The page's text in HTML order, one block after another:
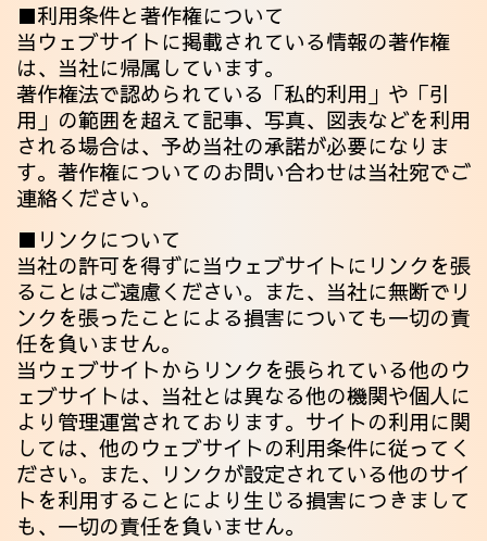
■利用条件と著作権について
当ウェブサイトに掲載されている情報の著作権
は、当社に帰属しています。
著作権法で認められている「私的利用」や「引
用」の範囲を超えて記事、写真、図表などを利用
される場合は、予め当社の承諾が必要になりま
す。著作権についてのお問い合わせは当社宛でご
連絡ください。
■リンクについて
当社の許可を得ずに当ウェブサイトにリンクを張
ることはご遠慮ください。また、当社に無断でリ
ンクを張ったことによる損害についても一切の責
任を負いません。
当ウェブサイトからリンクを張られている他のウ
ェブサイトは、当社とは異なる他の機関や個人に
より管理運営されております。サイトの利用に関
しては、他のウェブサイトの利用条件に従ってく
ださい。また、リンクが設定されている他のサイ
トを利用することにより生じる損害につきまして
も、一切の責任を負いません。